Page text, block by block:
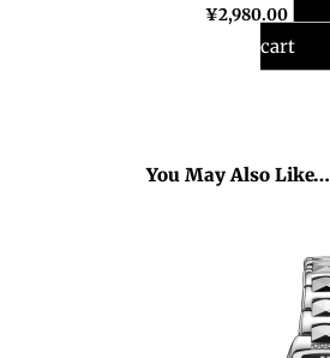
¥2,980.00
cart
You May Also Like…